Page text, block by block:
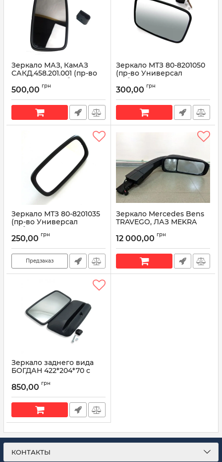
Зеркало МАЗ, КамАЗ
САКД.458.201.001 (пр-во
'Универсал Бобруйск')
Артикул: САКД.458.201.001
500,00 грн
Зеркало МТЗ 80-8201050
(пр-во Универсал
Бобруйск)
Артикул: 80-8201050
300,00 грн
Зеркало МТЗ 80-8201035
(пр-во Универсал
Бобруйск)
Артикул: 80-8201035
250,00 грн
Предзаказ
Зеркало Mercedes Bens
TRAVEGO, ЛАЗ MEKRA
Артикул: 59.2910.002001
12 000,00 грн
Зеркало заднего вида
БОГДАН 422*204*70 с
Артикул: 422*204*70
850,00 грн
КОНТАКТЫ